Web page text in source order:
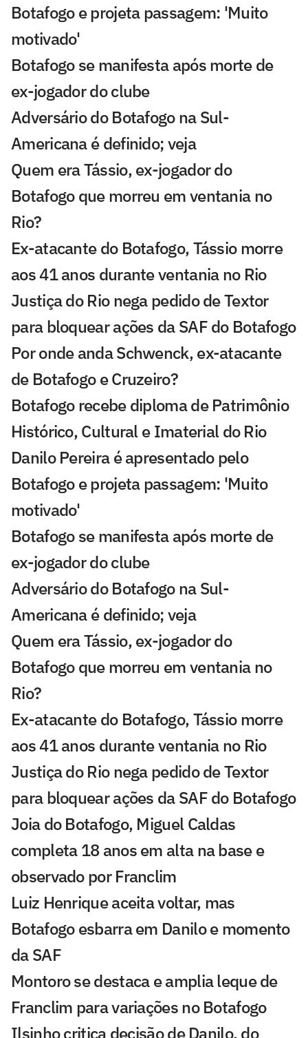
Botafogo e projeta passagem: 'Muito
motivado'
Botafogo se manifesta após morte de
ex-jogador do clube
Adversário do Botafogo na Sul-
Americana é definido; veja
Quem era Tássio, ex-jogador do
Botafogo que morreu em ventania no
Rio?
Ex-atacante do Botafogo, Tássio morre
aos 41 anos durante ventania no Rio
Justiça do Rio nega pedido de Textor
para bloquear ações da SAF do Botafogo
Por onde anda Schwenck, ex-atacante
de Botafogo e Cruzeiro?
Botafogo recebe diploma de Patrimônio
Histórico, Cultural e Imaterial do Rio
Danilo Pereira é apresentado pelo
Botafogo e projeta passagem: 'Muito
motivado'
Botafogo se manifesta após morte de
ex-jogador do clube
Adversário do Botafogo na Sul-
Americana é definido; veja
Quem era Tássio, ex-jogador do
Botafogo que morreu em ventania no
Rio?
Ex-atacante do Botafogo, Tássio morre
aos 41 anos durante ventania no Rio
Justiça do Rio nega pedido de Textor
para bloquear ações da SAF do Botafogo
Joia do Botafogo, Miguel Caldas
completa 18 anos em alta na base e
observado por Franclim
Luiz Henrique aceita voltar, mas
Botafogo esbarra em Danilo e momento
da SAF
Montoro se destaca e amplia leque de
Franclim para variações no Botafogo
Ilsinho critica decisão de Danilo, do